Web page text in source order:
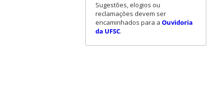
Sugestões, elogios ou
reclamações devem ser
encaminhados para a Ouvidoria
da UFSC.